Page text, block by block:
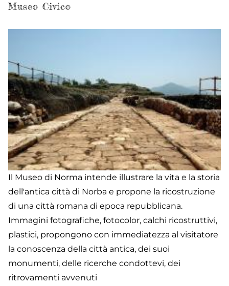
Museo Civico
Il Museo di Norma intende illustrare la vita e la storia
dell'antica città di Norba e propone la ricostruzione
di una città romana di epoca repubblicana.
Immagini fotografiche, fotocolor, calchi ricostruttivi,
plastici, propongono con immediatezza al visitatore
la conoscenza della città antica, dei suoi
monumenti, delle ricerche condottevi, dei
ritrovamenti avvenuti